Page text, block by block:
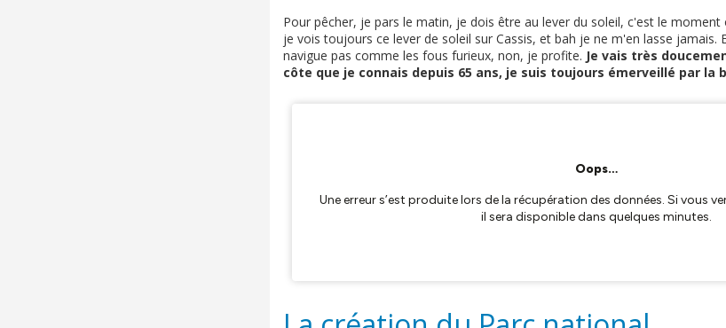
Pour pêcher, je pars le matin, je dois être au lever du soleil, c'est le
je vois toujours ce lever de soleil sur Cassis, et bah je ne m'en lasse jamais.
navigue pas comme les fous furieux, non, je profite. Je vais très
côte que je connais depuis 65 ans, je suis toujours émerveillé par la